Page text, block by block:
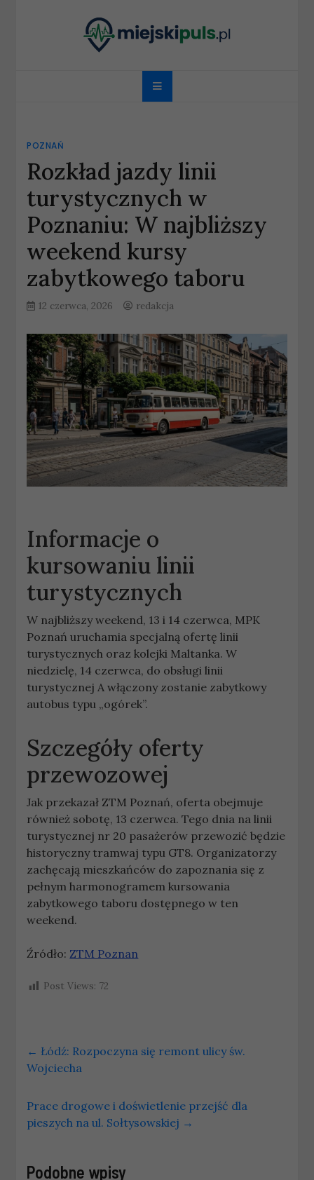
miejskipuls.pl
POZNAŃ
Rozkład jazdy linii
turystycznych w
Poznaniu: W najbliższy
weekend kursy
zabytkowego taboru
12 czerwca, 2026 redakcja
Informacje o
kursowaniu linii
turystycznych
W najbliższy weekend, 13 i 14 czerwca, MPK
Poznań uruchamia specjalną ofertę linii
turystycznych oraz kolejki Maltanka. W
niedzielę, 14 czerwca, do obsługi linii
turystycznej A włączony zostanie zabytkowy
autobus typu „ogórek”.
Szczegóły oferty
przewozowej
Jak przekazał ZTM Poznań, oferta obejmuje
również sobotę, 13 czerwca. Tego dnia na linii
turystycznej nr 20 pasażerów przewozić będzie
historyczny tramwaj typu GT8. Organizatorzy
zachęcają mieszkańców do zapoznania się z
pełnym harmonogramem kursowania
zabytkowego taboru dostępnego w ten
weekend.
Źródło: ZTM Poznan
Post Views: 72
← Łódź: Rozpoczyna się remont ulicy św.
Wojciecha
Prace drogowe i doświetlenie przejść dla
pieszych na ul. Sołtysowskiej →
Podobne wpisy